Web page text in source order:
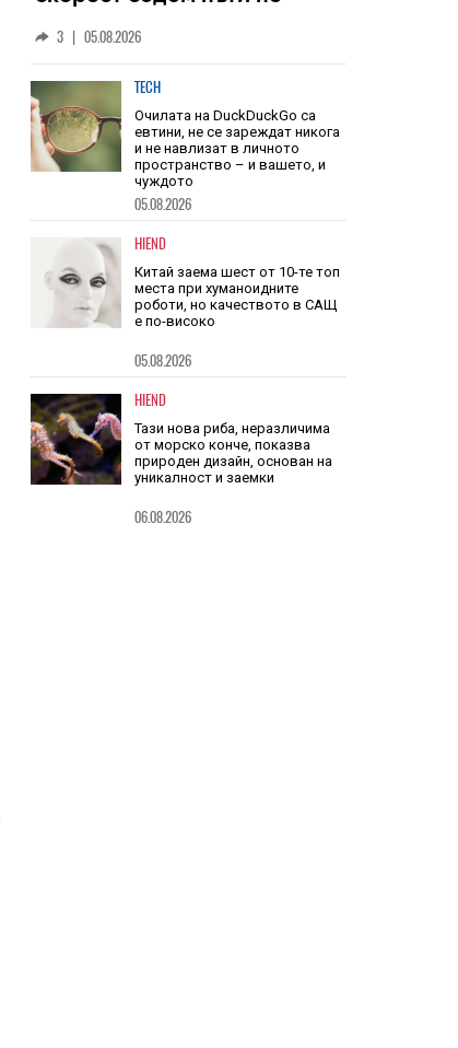
разбие в Луната със
голяма от скоростта на
звука05.08.2026
TECH
Очилата на DuckDuckGo са
евтини, не се зареждат никога
и не навлизат в личното
пространство – и вашето, и
чуждото
05.08.2026
HIEND
роботи, но качеството в САЩ
е по-високо
05.08.2026
HIEND
Тази нова риба, неразличима
природен дизайн, основан на